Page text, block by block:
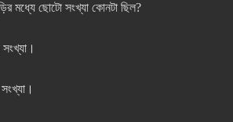
মধ্যে ছোটো সংখ্যা কোনটা ছিল?